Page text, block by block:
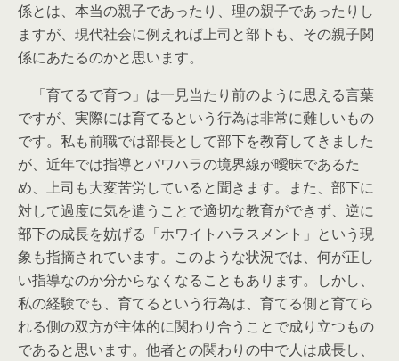
係とは、本当の親子であったり、理の親子であったりし
ますが、現代社会に例えれば上司と部下も、その親子関
係にあたるのかと思います。
「育てるで育つ」は一見当たり前のように思える言葉
ですが、実際には育てるという行為は非常に難しいもの
です。私も前職では部長として部下を教育してきました
が、近年では指導とパワハラの境界線が曖昧であるた
め、上司も大変苦労していると聞きます。また、部下に
対して過度に気を遣うことで適切な教育ができず、逆に
部下の成長を妨げる「ホワイトハラスメント」という現
象も指摘されています。このような状況では、何が正し
い指導なのか分からなくなることもあります。しかし、
私の経験でも、育てるという行為は、育てる側と育てら
れる側の双方が主体的に関わり合うことで成り立つもの
であると思います。他者との関わりの中で人は成長し、